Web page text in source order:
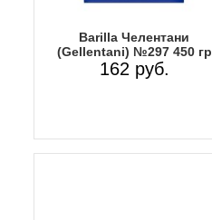
Barilla Челентани
(Gellentani) №297 450 гр
162 руб.